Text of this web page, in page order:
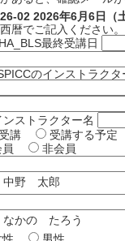
02 2026年6月6日（
暦でご記入ください。
最終受講日
のインストラク
ストラクター名
受講
受講する予定
非会員
中野 太郎
なかの たろう